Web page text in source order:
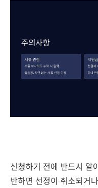
신청하기 전에 반드시 알
반하면 선정이 취소되거